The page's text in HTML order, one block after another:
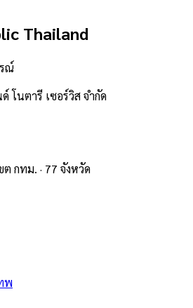
Thailand
ณ์
โนตารี เซอร์วิส จำกัด
กทม. · 77 จังหวัด
พ